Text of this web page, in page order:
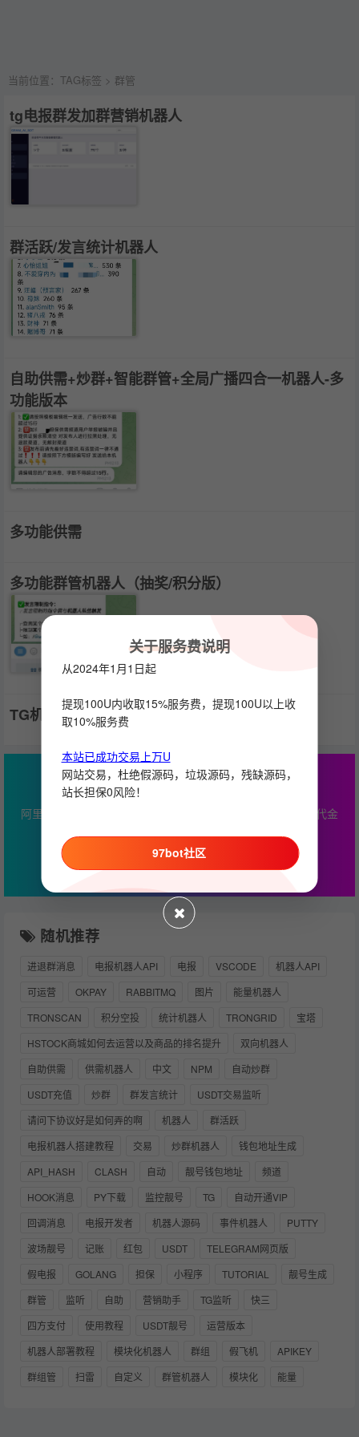
当前位置： TAG标签 > 群管
tg电报群发加群营销机器人
群活跃/发言统计机器人
自助供需+炒群+智能群管+全局广播四合一机器人-多
功能版本
多功能供需
多功能群管机器人（抽奖/积分版）
TG机器人查询群管理员列表
最高￥2000云产品通用代金券
阿里云专属优惠，本站服务器推荐，最高￥2000云产品通用代金
立即查看
随机推荐
进退群消息 电报机器人API 电报 VSCODE
机器人API
可运营
OKPAY RABBITMQ 图片
能量机器人
TRONSCAN
积分空投 统计机器人 TRONGRID
宝塔
HSTOCK商城如何去运营以及商品的排名提升
双向机器人
自助供需
供需机器人 中文 NPM
自动炒群
USDT充值
炒群 群发言统计
USDT交易监听
请问下协议好是如何弄的啊
机器人
群活跃
电报机器人搭建教程
交易 炒群机器人
钱包地址生成
API_HASH
CLASH 自动 靓号钱包地址
频道
HOOK消息
PY下载 监控靓号 TG
自动开通VIP
回调消息
电报开发者 机器人源码 事件机器人
PUTTY
波场靓号
记账 红包 USDT
TELEGRAM网页版
假电报
GOLANG 担保 小程序 TUTORIAL
靓号生成
群管
监听 自助 营销助手 TG监听
快三
四方支付
使用教程 USDT靓号
运营版本
机器人部署教程
模块化机器人 群组 假飞机
APIKEY
群组管
扫雷 自定义 群管机器人 模块化 能量
关于服务费说明
从2024年1月1日起
提现100U内收取15%服务费，提现100U以上收
取10%服务费
本站已成功交易上万U
网站交易，杜绝假源码，垃圾源码，残缺源码，
站长担保0风险！
97bot社区